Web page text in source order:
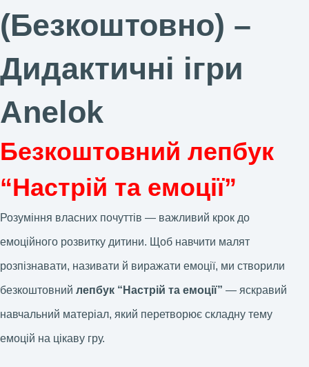
(Безкоштовно) –
Дидактичні ігри
Anelok
Безкоштовний лепбук
“Настрій та емоції”
Розуміння власних почуттів — важливий крок до
емоційного розвитку дитини. Щоб навчити малят
розпізнавати, називати й виражати емоції, ми створили
безкоштовний лепбук “Настрій та емоції” — яскравий
навчальний матеріал, який перетворює складну тему
емоцій на цікаву гру.